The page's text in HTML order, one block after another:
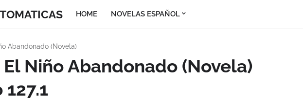
HOME NOVELAS ESPAÑOL
Abandonado (Novela)
Niño Abandonado (Novela)